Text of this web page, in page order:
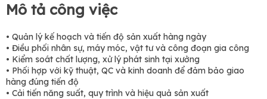
Mô tả công việc
• Quản lý kế hoạch và tiến độ sản xuất hàng ngày
• Điều phối nhân sự, máy móc, vật tư và công đoạn gia công
• Kiểm soát chất lượng, xử lý phát sinh tại xưởng
• Phối hợp với kỹ thuật, QC và kinh doanh để đảm bảo giao
hàng đúng tiến độ
• Cải tiến năng suất, quy trình và hiệu quả sản xuất